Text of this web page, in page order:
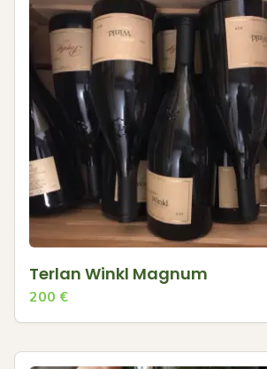
Terlan Winkl Magnum
200 €